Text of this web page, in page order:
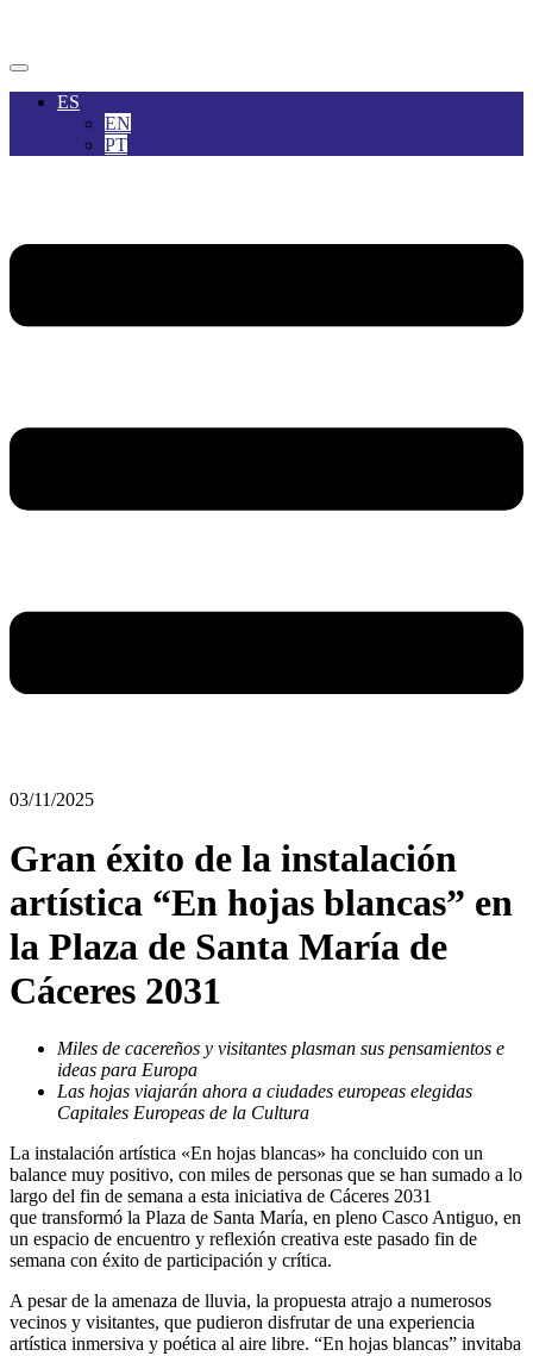
ES
EN
PT
03/11/2025
Gran éxito de la instalación
artística “En hojas blancas” en
la Plaza de Santa María de
Cáceres 2031
Miles de cacereños y visitantes plasman sus pensamientos e
ideas para Europa
Las hojas viajarán ahora a ciudades europeas elegidas
Capitales Europeas de la Cultura
La instalación artística «En hojas blancas» ha concluido con un
balance muy positivo, con miles de personas que se han sumado a lo
largo del fin de semana a esta iniciativa de Cáceres 2031
que transformó la Plaza de Santa María, en pleno Casco Antiguo, en
un espacio de encuentro y reflexión creativa este pasado fin de
semana con éxito de participación y crítica.
A pesar de la amenaza de lluvia, la propuesta atrajo a numerosos
vecinos y visitantes, que pudieron disfrutar de una experiencia
artística inmersiva y poética al aire libre. “En hojas blancas” invitaba